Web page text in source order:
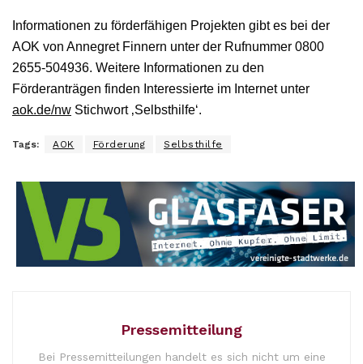
Informationen zu förderfähigen Projekten gibt es bei der
AOK von Annegret Finnern unter der Rufnummer 0800
2655-504936. Weitere Informationen zu den
Förderanträgen finden Interessierte im Internet unter
aok.de/nw Stichwort ‚Selbsthilfe‘.
Tags: AOK Förderung Selbsthilfe
Pressemitteilung
Bei Pressemitteilungen handelt es sich nicht um eine